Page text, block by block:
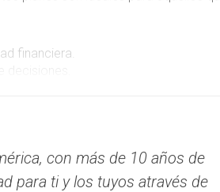
financiera.
pueden carecer de la cobertura
con más de 10 años de
para ti y los tuyos através de